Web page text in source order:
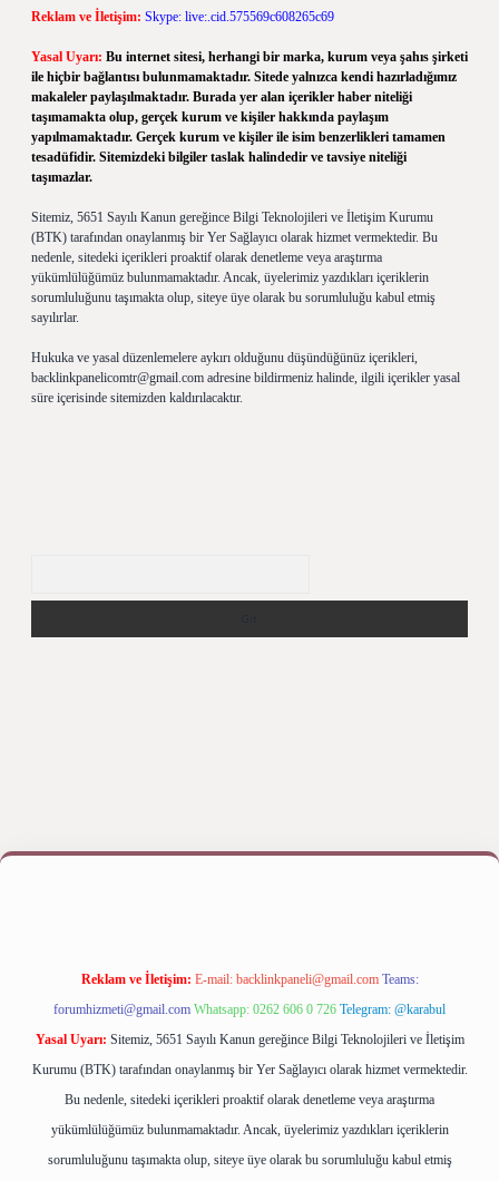
Reklam ve İletişim: Skype: live:.cid.575569c608265c69
Yasal Uyarı: Bu internet sitesi, herhangi bir marka, kurum veya şahıs şirketi
ile hiçbir bağlantısı bulunmamaktadır. Sitede yalnızca kendi hazırladığımız
makaleler paylaşılmaktadır. Burada yer alan içerikler haber niteliği
taşımamakta olup, gerçek kurum ve kişiler hakkında paylaşım
yapılmamaktadır. Gerçek kurum ve kişiler ile isim benzerlikleri tamamen
tesadüfidir. Sitemizdeki bilgiler taslak halindedir ve tavsiye niteliği
taşımazlar.
Sitemiz, 5651 Sayılı Kanun gereğince Bilgi Teknolojileri ve İletişim Kurumu
(BTK) tarafından onaylanmış bir Yer Sağlayıcı olarak hizmet vermektedir. Bu
nedenle, sitedeki içerikleri proaktif olarak denetleme veya araştırma
yükümlülüğümüz bulunmamaktadır. Ancak, üyelerimiz yazdıkları içeriklerin
sorumluluğunu taşımakta olup, siteye üye olarak bu sorumluluğu kabul etmiş
sayılırlar.
Hukuka ve yasal düzenlemelere aykırı olduğunu düşündüğünüz içerikleri,
backlinkpanelicomtr@gmail.com adresine bildirmeniz halinde, ilgili içerikler yasal
süre içerisinde sitemizden kaldırılacaktır.
bahis
Reklam ve İletişim: E-mail: backlinkpaneli@gmail.com Teams:
forumhizmeti@gmail.com Whatsapp: 0262 606 0 726 Telegram: @karabul
Yasal Uyarı: Sitemiz, 5651 Sayılı Kanun gereğince Bilgi Teknolojileri ve İletişim
Kurumu (BTK) tarafından onaylanmış bir Yer Sağlayıcı olarak hizmet vermektedir.
Bu nedenle, sitedeki içerikleri proaktif olarak denetleme veya araştırma
yükümlülüğümüz bulunmamaktadır. Ancak, üyelerimiz yazdıkları içeriklerin
sorumluluğunu taşımakta olup, siteye üye olarak bu sorumluluğu kabul etmiş